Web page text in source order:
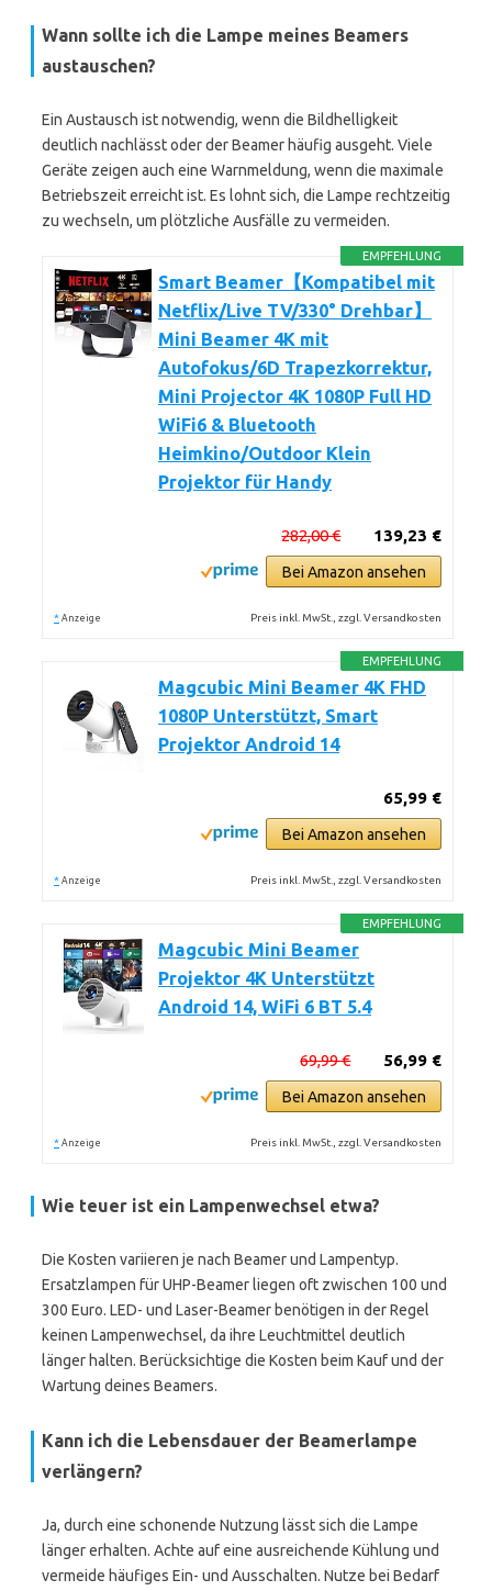
Wann sollte ich die Lampe meines Beamers
austauschen?
Ein Austausch ist notwendig, wenn die Bildhelligkeit
deutlich nachlässt oder der Beamer häufig ausgeht. Viele
Geräte zeigen auch eine Warnmeldung, wenn die maximale
Betriebszeit erreicht ist. Es lohnt sich, die Lampe rechtzeitig
zu wechseln, um plötzliche Ausfälle zu vermeiden.
EMPFEHLUNG
Smart Beamer【Kompatibel mit
Netflix/Live TV/330° Drehbar】
Mini Beamer 4K mit
Autofokus/6D Trapezkorrektur,
Mini Projector 4K 1080P Full HD
WiFi6 & Bluetooth
Heimkino/Outdoor Klein
Projektor für Handy
139,23 €
282,00 €
Bei Amazon ansehen
* Anzeige Preis inkl. MwSt., zzgl. Versandkosten
EMPFEHLUNG
Magcubic Mini Beamer 4K FHD
1080P Unterstützt, Smart
Projektor Android 14
65,99 €
Bei Amazon ansehen
* Anzeige Preis inkl. MwSt., zzgl. Versandkosten
EMPFEHLUNG
Magcubic Mini Beamer
Projektor 4K Unterstützt
Android 14, WiFi 6 BT 5.4
56,99 €
69,99 €
Bei Amazon ansehen
* Anzeige Preis inkl. MwSt., zzgl. Versandkosten
Wie teuer ist ein Lampenwechsel etwa?
Die Kosten variieren je nach Beamer und Lampentyp.
Ersatzlampen für UHP-Beamer liegen oft zwischen 100 und
300 Euro. LED- und Laser-Beamer benötigen in der Regel
keinen Lampenwechsel, da ihre Leuchtmittel deutlich
länger halten. Berücksichtige die Kosten beim Kauf und der
Wartung deines Beamers.
Kann ich die Lebensdauer der Beamerlampe
verlängern?
Ja, durch eine schonende Nutzung lässt sich die Lampe
länger erhalten. Achte auf eine ausreichende Kühlung und
vermeide häufiges Ein- und Ausschalten. Nutze bei Bedarf